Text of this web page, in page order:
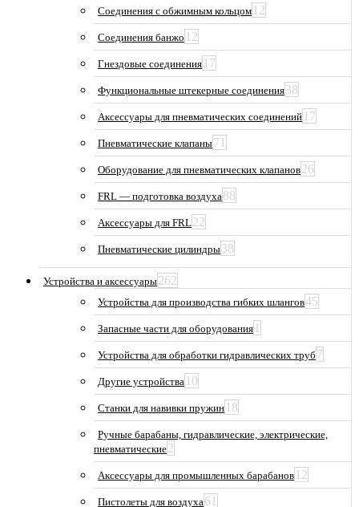
Соединения с обжимным кольцом 12
Соединения банжо 12
Гнездовые соединения 17
Функциональные штекерные соединения38
Аксессуары для пневматических соединений 17
Пневматические клапаны71
Оборудование для пневматических клапанов26
FRL — подготовка воздуха88
Аксессуары для FRL22
Пневматические цилиндры38
Устройства и аксессуары262
Устройства для производства гибких шлангов45
Запасные части для оборудования 1
Устройства для обработки гидравлических труб 7
Другие устройства 10
Станки для навивки пружин 18
Ручные барабаны, гидравлические, электрические,
пневматические2
Аксессуары для промышленных барабанов 12
Пистолеты для воздуха61